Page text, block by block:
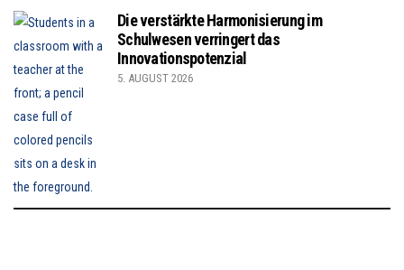
Die verstärkte Harmonisierung im
Schulwesen verringert das
Innovationspotenzial
5. AUGUST 2026